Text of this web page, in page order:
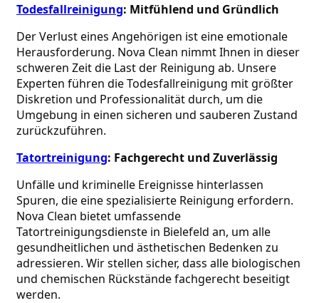
Todesfallreinigung: Mitfühlend und Gründlich
Der Verlust eines Angehörigen ist eine emotionale
Herausforderung. Nova Clean nimmt Ihnen in dieser
schweren Zeit die Last der Reinigung ab. Unsere
Experten führen die Todesfallreinigung mit größter
Diskretion und Professionalität durch, um die
Umgebung in einen sicheren und sauberen Zustand
zurückzuführen.
Tatortreinigung: Fachgerecht und Zuverlässig
Unfälle und kriminelle Ereignisse hinterlassen
Spuren, die eine spezialisierte Reinigung erfordern.
Nova Clean bietet umfassende
Tatortreinigungsdienste in Bielefeld an, um alle
gesundheitlichen und ästhetischen Bedenken zu
adressieren. Wir stellen sicher, dass alle biologischen
und chemischen Rückstände fachgerecht beseitigt
werden.